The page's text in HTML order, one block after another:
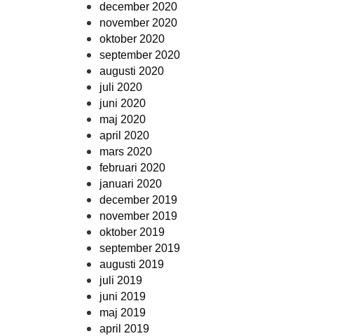
december 2020
november 2020
oktober 2020
september 2020
augusti 2020
juli 2020
juni 2020
maj 2020
april 2020
mars 2020
februari 2020
januari 2020
december 2019
november 2019
oktober 2019
september 2019
augusti 2019
juli 2019
juni 2019
maj 2019
april 2019